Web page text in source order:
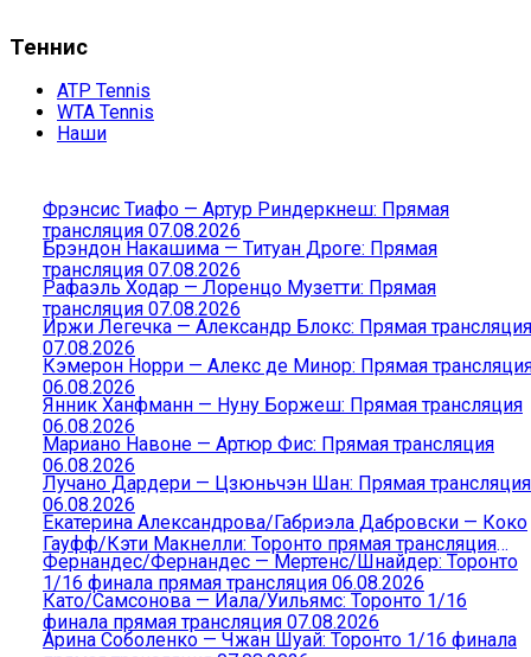
Теннис
ATP Tennis
WTA Tennis
Наши
Фрэнсис Тиафо — Артур Риндеркнеш: Прямая
трансляция 07.08.2026
Брэндон Накашима — Титуан Дроге: Прямая
трансляция 07.08.2026
Рафаэль Ходар — Лоренцо Музетти: Прямая
трансляция 07.08.2026
Иржи Легечка — Александр Блокс: Прямая трансляция
07.08.2026
Кэмерон Норри — Алекс де Минор: Прямая
06.08.2026
Янник Ханфманн — Нуну Боржеш: Прямая трансляция
06.08.2026
Мариано Навоне — Артюр Фис: Прямая трансляция
06.08.2026
Лучано Дардери — Цзюньчэн Шан: Прямая трансляция
06.08.2026
Екатерина Александрова/Габриэла Дабровски — Коко
Гауфф/Кэти Макнелли: Торонто прямая трансляция
06.08.2026
Фернандес/Фернандес — Мертенс/Шнайдер: Торонто
1/16 финала прямая трансляция 06.08.2026
Като/Самсонова — Иала/Уильямс: Торонто 1/16
финала прямая трансляция 07.08.2026
Арина Соболенко — Чжан Шуай: Торонто 1/16 финала